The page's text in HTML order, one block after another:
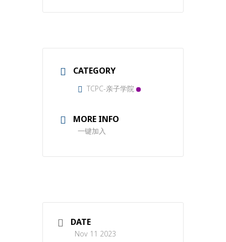
CATEGORY
TCPC-亲子学院
MORE INFO
一键加入
DATE
Nov 11 2023